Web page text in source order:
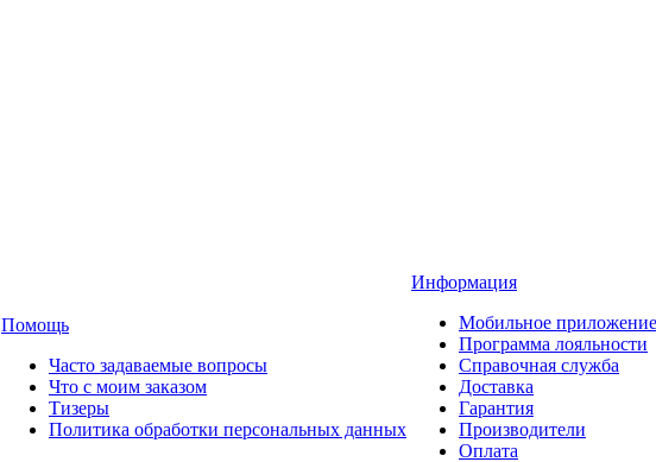
Помощь
Часто задаваемые вопросы
Что с моим заказом
Тизеры
Политика обработки персональных данных
Информация
Мобильное приложение
Программа лояльности
Справочная служба
Доставка
Гарантия
Производители
Оплата